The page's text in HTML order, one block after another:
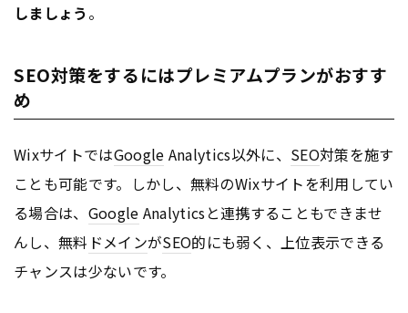
しましょう。
SEO対策をするにはプレミアムプランがおすす
め
WixサイトではGoogle Analytics以外に、 SEO対策を施す
ことも可能です。しかし、無料のWixサイトを利用してい
る場合は、 Google Analyticsと連携することもできませ
んし、無料 ドメインがSEO的にも弱く、上位表示できる
チャンスは少ないです。